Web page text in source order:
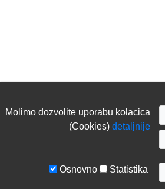
Molimo dozvolite uporabu kolacica
(Cookies)detaljnije
Osnovno Statistika